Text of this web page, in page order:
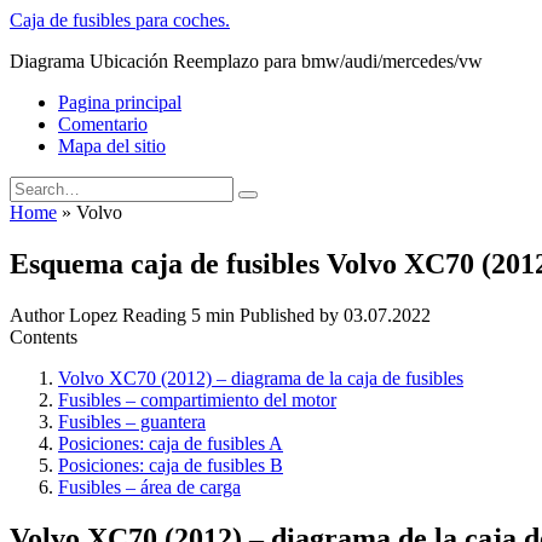
Skip
content
Caja de fusibles para coches.
Diagrama Ubicación Reemplazo para bmw/audi/mercedes/vw
Pagina principal
Comentario
Mapa del sitio
Search
for:
Home » Volvo
Esquema caja de fusibles Volvo XC70
AuthorLopez Reading 5 min Published by 03.07.2022
Contents
Volvo XC70 (2012) – diagrama de la caja de fusibles
Fusibles – compartimiento del motor
Fusibles – guantera
Posiciones: caja de fusibles A
Posiciones: caja de fusibles B
Fusibles – área de carga